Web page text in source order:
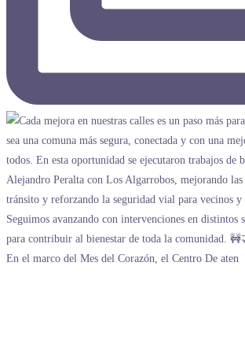
En el marco del Mes del Corazón, el Centro De aten